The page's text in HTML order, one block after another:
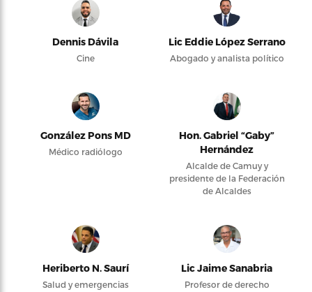
Dennis Dávila
Cine
Lic Eddie López Serrano
Abogado y analista político
González Pons MD
Médico radiólogo
Hon. Gabriel “Gaby”
Hernández
Alcalde de Camuy y
presidente de la Federación
de Alcaldes
Heriberto N. Saurí
Salud y emergencias
Lic Jaime Sanabria
Profesor de derecho